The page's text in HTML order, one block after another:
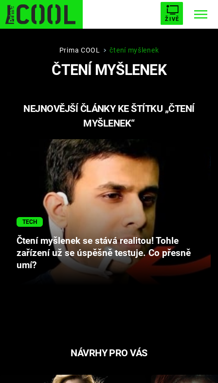
ŽIVĚ
STARHOUSE BUFFY, PŘEMOŽITELKA UPÍRŮ
PLNEJ KOTEL AVENGERS 5
Cool Esport
Pořady
TV Program
Prima COOL čtení myšlenek
ČTENÍ MYŠLENEK
NEJNOVĚJŠÍ ČLÁNKY KE ŠTÍTKU „ČTENÍ
MYŠLENEK“
TECH
Čtení myšlenek se stává realitou! Tohle
zařízení už se úspěšně testuje. Co přesně
umí?
NÁVRHY PRO VÁS